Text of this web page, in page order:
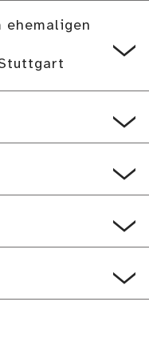
ehemaligen